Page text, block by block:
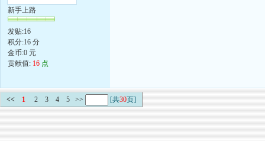
新手上路
发贴:16
积分:16 分
金币:0 元
贡献值: 16 点
<< 1 2 3 4 5 >> [共30页]